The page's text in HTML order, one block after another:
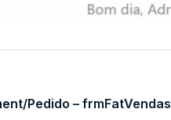
Pedido – frmFatVendas